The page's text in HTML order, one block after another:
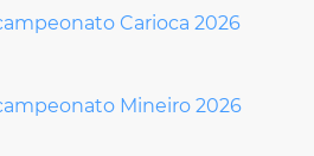
Carioca 2026
Mineiro 2026